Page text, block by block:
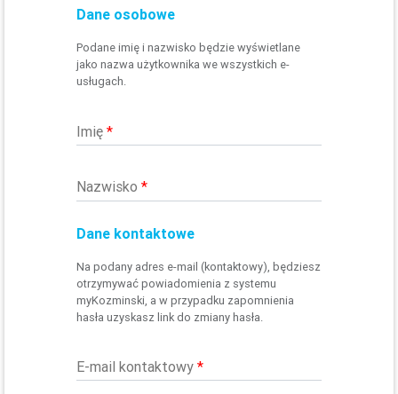
Dane osobowe
Podane imię i nazwisko będzie wyświetlane
jako nazwa użytkownika we wszystkich e-
usługach.
Imię *
Nazwisko *
Dane kontaktowe
Na podany adres e-mail (kontaktowy), będziesz
otrzymywać powiadomienia z systemu
myKozminski, a w przypadku zapomnienia
hasła uzyskasz link do zmiany hasła.
E-mail kontaktowy *